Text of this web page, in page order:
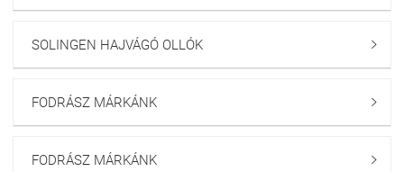
SOLINGEN HAJVÁGÓ OLLÓK 
FODRÁSZ MÁRKÁNK 
FODRÁSZ MÁRKÁNK 